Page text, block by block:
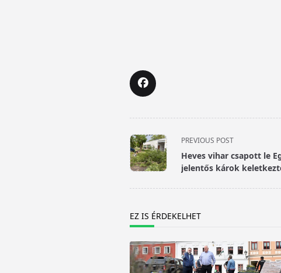
<span
class="nav-
subtitle
text">Page</span>
PREVIOUS POST
Heves vihar csapott le
jelentős károk
EZ IS ÉRDEKELHET